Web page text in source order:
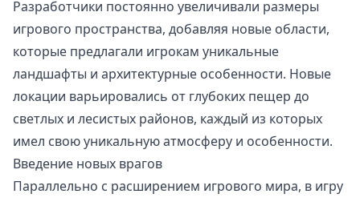
Разработчики постоянно увеличивали размеры
игрового пространства, добавляя новые области,
которые предлагали игрокам уникальные
ландшафты и архитектурные особенности. Новые
локации варьировались от глубоких пещер до
светлых и лесистых районов, каждый из которых
имел свою уникальную атмосферу и особенности.
Введение новых врагов
Параллельно с расширением игрового мира, в игру